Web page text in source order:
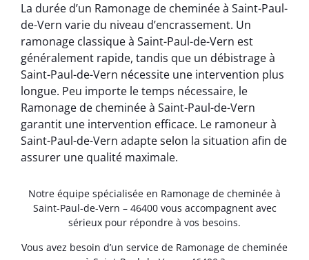
La durée d’un Ramonage de cheminée à Saint-Paul-
de-Vern varie du niveau d’encrassement. Un
ramonage classique à Saint-Paul-de-Vern est
généralement rapide, tandis que un débistrage à
Saint-Paul-de-Vern nécessite une intervention plus
longue. Peu importe le temps nécessaire, le
Ramonage de cheminée à Saint-Paul-de-Vern
garantit une intervention efficace. Le ramoneur à
Saint-Paul-de-Vern adapte selon la situation afin de
assurer une qualité maximale.
Notre équipe spécialisée en Ramonage de cheminée à
Saint-Paul-de-Vern – 46400 vous accompagnent avec
sérieux pour répondre à vos besoins.
Vous avez besoin d’un service de Ramonage de cheminée